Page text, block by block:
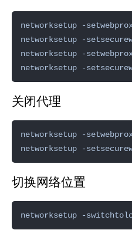
networksetup -
networksetup -
networksetup -
networksetup -
关闭代理
networksetup -
networksetup -
切换网络位置
networksetup -